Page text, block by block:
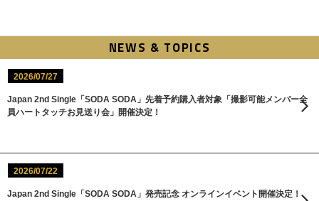
NEWS & TOPICS
2026/07/27
Japan 2nd Single「SODA SODA」先着予約購入者対象「撮影可能メンバー全
員ハートタッチお見送り会」開催決定！
2026/07/22
Japan 2nd Single「SODA SODA」発売記念 オンラインイベント開催決定！